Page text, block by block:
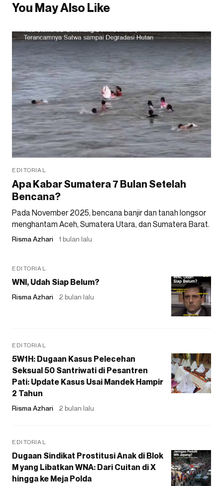
You May Also Like
EDITORIAL
Apa Kabar Sumatera 7 Bulan Setelah
Bencana?
Pada November 2025, bencana banjir dan tanah longsor
menghantam Aceh, Sumatera Utara, dan Sumatera Barat.
Risma Azhari 1 bulan lalu
EDITORIAL
WNI, Udah Siap Belum?
Risma Azhari 2 bulan lalu
EDITORIAL
5W1H: Dugaan Kasus Pelecehan
Seksual 50 Santriwati di Pesantren
Pati: Update Kasus Usai Mandek Hampir
2 Tahun
Risma Azhari 2 bulan lalu
EDITORIAL
Dugaan Sindikat Prostitusi Anak di Blok
M yang Libatkan WNA: Dari Cuitan di X
hingga ke Meja Polda